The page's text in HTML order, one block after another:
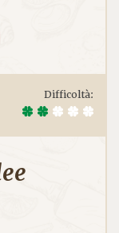
Difficoltà: